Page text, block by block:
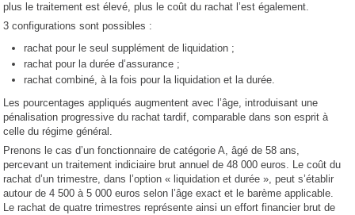
plus le traitement est élevé, plus le coût du rachat l’est également.
3 configurations sont possibles :
rachat pour le seul supplément de liquidation ;
rachat pour la durée d’assurance ;
rachat combiné, à la fois pour la liquidation et la durée.
Les pourcentages appliqués augmentent avec l’âge, introduisant une
pénalisation progressive du rachat tardif, comparable dans son esprit à
celle du régime général.
Prenons le cas d’un fonctionnaire de catégorie A, âgé de 58 ans,
percevant un traitement indiciaire brut annuel de 48 000 euros. Le coût du
rachat d’un trimestre, dans l’option « liquidation et durée », peut s’établir
autour de 4 500 à 5 000 euros selon l’âge exact et le barème applicable.
Le rachat de quatre trimestres représente ainsi un effort financier brut de